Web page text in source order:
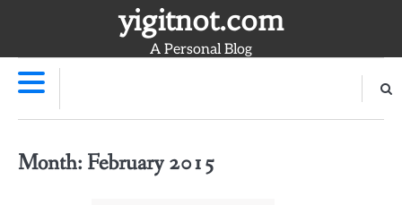
yigitnot.com
A Personal Blog
Month: February 2015